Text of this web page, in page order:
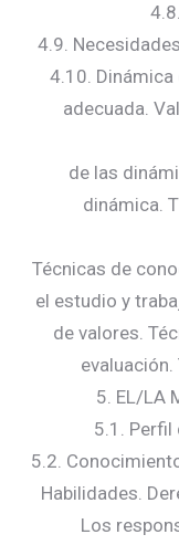
4.9.
4.10.
adecuada.
de las
dinámica.
Técnicas de
el estudio y
de valores.
5. EL/LA
5.1.
5.2.
Habilidades.
Los